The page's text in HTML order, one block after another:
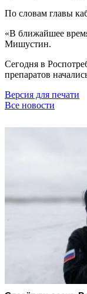
По словам главы
«В ближайшее
Мишустин.
Сегодня в
препаратов
Версия для печати
Все новости